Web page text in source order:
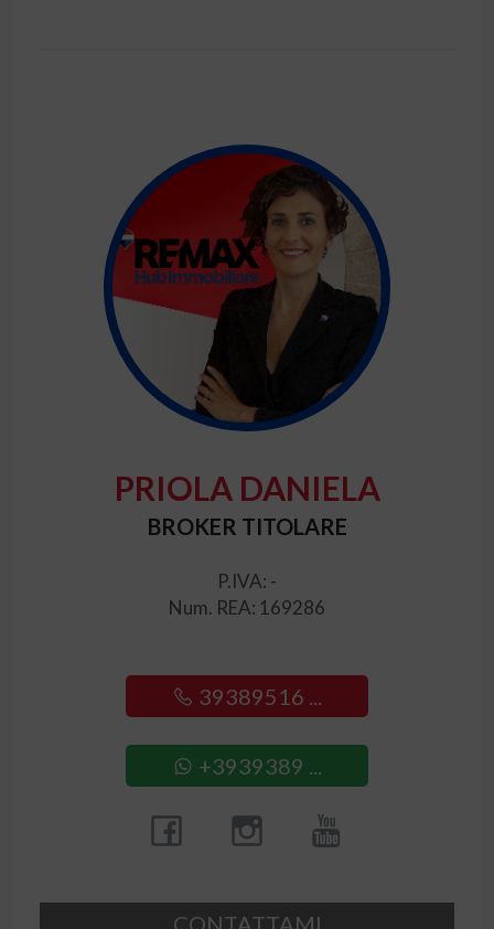
PRIOLA DANIELA
BROKER TITOLARE
P.IVA: -
Num. REA: 169286
39389516 ...
+3939389 ...